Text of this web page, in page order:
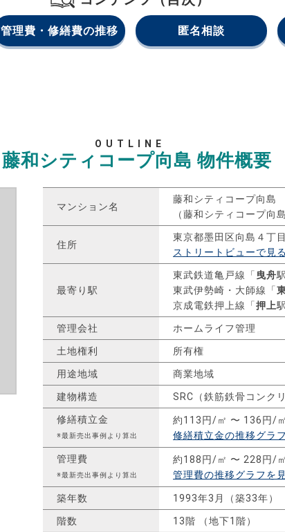
管理費・修繕費の推移 匿名相談
OUTLINE
藤和シティコープ向島 物件概要
マンション名
藤和シティコープ向島
（藤和シティコープ向
住所
東京都墨田区向島４丁
ストリートビューで見
最寄り駅
東武鉄道亀戸線「 曳舟
東武伊勢崎・大師線「
京成電鉄押上線「 押上
管理会社 ホームライフ管理
土地権利 所有権
用途地域 商業地域
建物構造 SRC（鉄筋鉄骨コンク
修繕積立金
※最新売出事例より算出
約113円/㎡ 〜 136円/
修繕積立金の推移グラ
管理費
※最新売出事例より算出
約188円/㎡ 〜 228円/
管理費の推移グラフを
築年数 1993年3月（築33年）
階数 13階 （地下1階）